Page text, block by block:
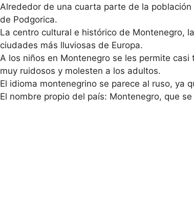
Alrededor de una cuarta parte de la
de Podgorica.
La centro cultural e histórico de Montenegro,
ciudades más lluviosas de Europa.
A los niños en Montenegro se les permite
muy ruidosos y molesten a los adultos.
El idioma montenegrino se parece al ruso, ya
El nombre propio del país: Montenegro, que